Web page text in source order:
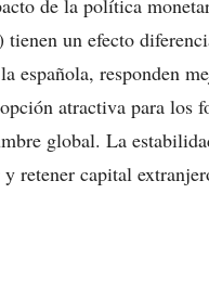
de la política
un efecto
española, responden
atractiva para los
global. La
retener capital